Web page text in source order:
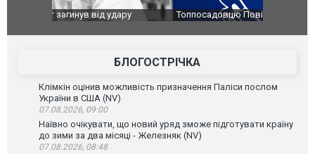
Топпосадовцю Повітряних Сил вручили нову
Сили
атаку.
БЛОГОСТРІЧКА
Клімкін оцінив можливість призначення Паліси послом
України в США (NV)
07.08.2026, 09:00
Наївно очікувати, що новий уряд зможе підготувати країну
до зими за два місяці - Железняк (NV)
07.08.2026, 08:48